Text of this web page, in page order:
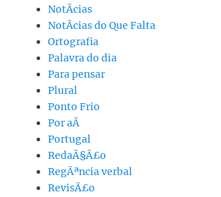
NotÃ­cias
NotÃ­cias do Que Falta
Ortografia
Palavra do dia
Para pensar
Plural
Ponto Frio
Por aÃ­
Portugal
RedaÃ§Ã£o
RegÃªncia verbal
RevisÃ£o